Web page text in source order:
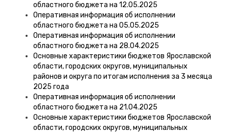
областного бюджета на 12.05.2025
Оперативная информация об исполнении
областного бюджета на 05.05.2025
Оперативная информация об исполнении
областного бюджета на 28.04.2025
Основные характеристики бюджетов Ярославской
области, городских округов, муниципальных
районов и округа по итогам исполнения за 3 месяца
2025 года
Оперативная информация об исполнении
областного бюджета на 21.04.2025
Основные характеристики бюджетов Ярославской
области, городских округов, муниципальных